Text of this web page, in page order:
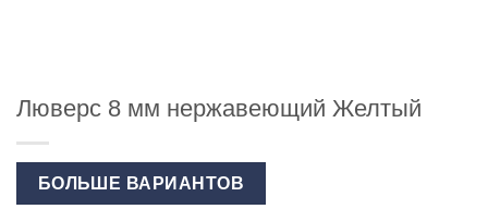
Люверс 8 мм нержавеющий Желтый
БОЛЬШЕ ВАРИАНТОВ